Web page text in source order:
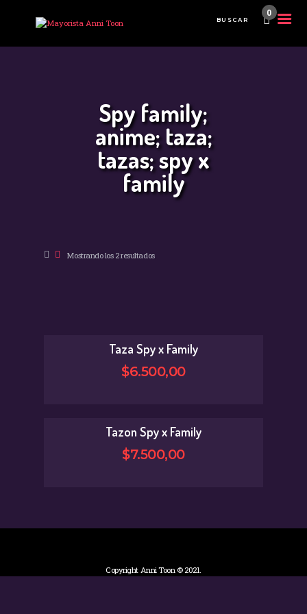
0
NOVEDADES
¿CÓMO COMPRAR?
CONTACTO
Spy family;
anime; taza;
tazas; spy x
family
Mostrando los 2 resultados
Taza Spy x Family
$6.500,00
Tazon Spy x Family
$7.500,00
Copyright Anni Toon © 2021.